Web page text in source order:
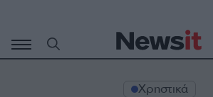
περιεχόμενο
Χρηστικά